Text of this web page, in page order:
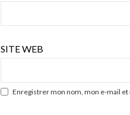
SITE WEB
Enregistrer mon nom, mon e-mail